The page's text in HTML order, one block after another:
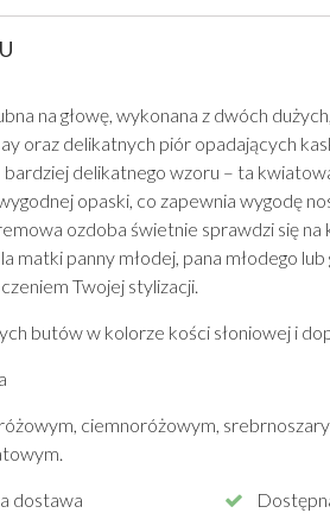
na głowę, wykonana z dwóch
oraz delikatnych piór opadających
delikatnego wzoru – ta
opaski, co zapewnia wygodę
ozdoba świetnie sprawdzi się na
matki panny młodej, pana młodego
Twojej stylizacji.
butów w kolorze kości słoniowej i
ciemnoróżowym,
dostawa